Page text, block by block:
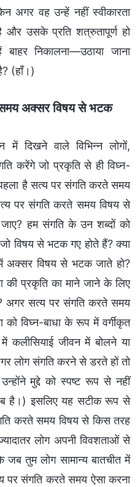
अगर वह उन्हें नहीं स्वीकारता
और उसके प्रति शत्रुतापूर्ण हो
निकालना—उठाया जाना
(हाँ।)
अक्सर विषय से भटक
में दिखने वाले विभिन्न लोगों,
करेंगे जो प्रकृति से ही विघ्न-
है सत्य पर संगति करते समय
पर संगति करते समय विषय से
जाए? हम संगति के उन शब्दों को
विषय से भटक गए होते हैं? क्या
अक्सर विषय से भटक जाते हो?
की प्रकृति का माने जाने के लिए
अगर सत्य पर संगति करते समय
विघ्न-बाधा के रूप में वर्गीकृत
में कलीसियाई जीवन में बोलने या
लोग संगति करने से डरते हों तो
मुद्दे को स्पष्ट रूप से नहीं
है।) इसलिए यह सटीक रूप से
करते समय विषय से किस तरह
लोग अपनी विवशताओं से
तुम लोग सामान्य बातचीत में
पर संगति करते समय ऐसा करना